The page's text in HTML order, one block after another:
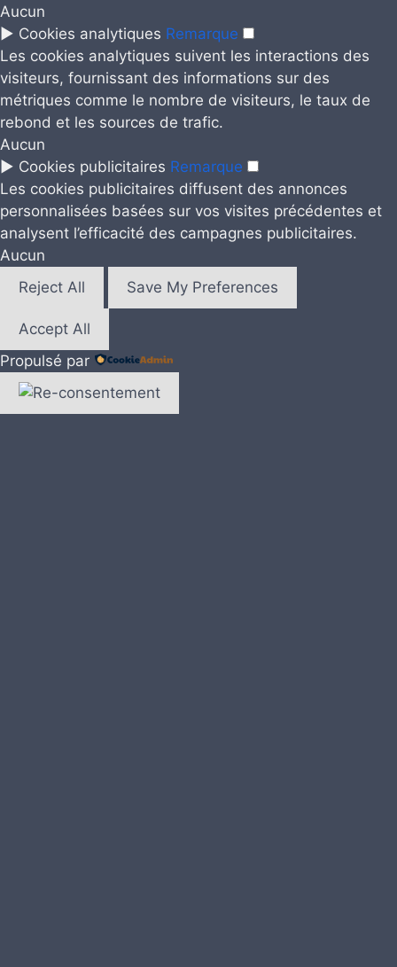
Aucun
► Cookies analytiques Remarque
Les cookies analytiques suivent les interactions des
visiteurs, fournissant des informations sur des
métriques comme le nombre de visiteurs, le taux de
rebond et les sources de trafic.
Aucun
► Cookies publicitaires Remarque
Les cookies publicitaires diffusent des annonces
personnalisées basées sur vos visites précédentes et
analysent l’efficacité des campagnes publicitaires.
Aucun
Reject All
Save My Preferences
Accept All
Propulsé par